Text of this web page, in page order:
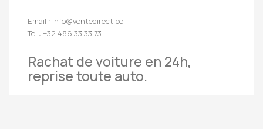
Email : info@ventedirect.be
Tel : +32 486 33 33 73
Rachat de voiture en 24h,
reprise toute auto.